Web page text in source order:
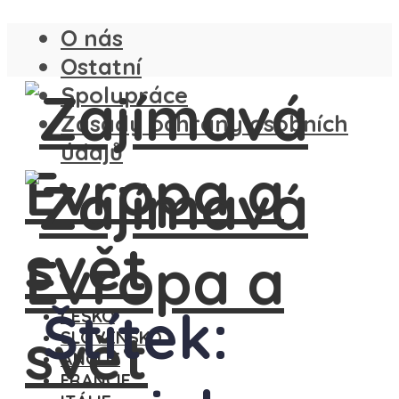
O nás
Ostatní
Spolupráce
Zásady ochrany osobních
údajů
ČESKO
SLOVENSKO
ANGLIE
FRANCIE
Štítek: